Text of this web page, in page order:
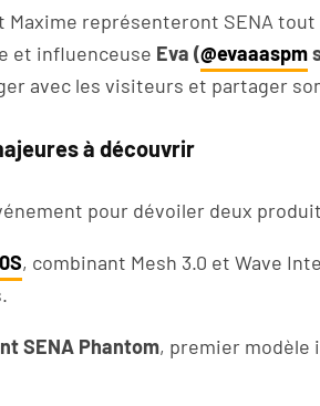
Maxime représenteront SENA
et influenceuse Eva (@evaaaspm
avec les visiteurs et partager
à découvrir
pour dévoiler deux
, combinant Mesh 3.0 et Wave
SENA Phantom, premier modèle